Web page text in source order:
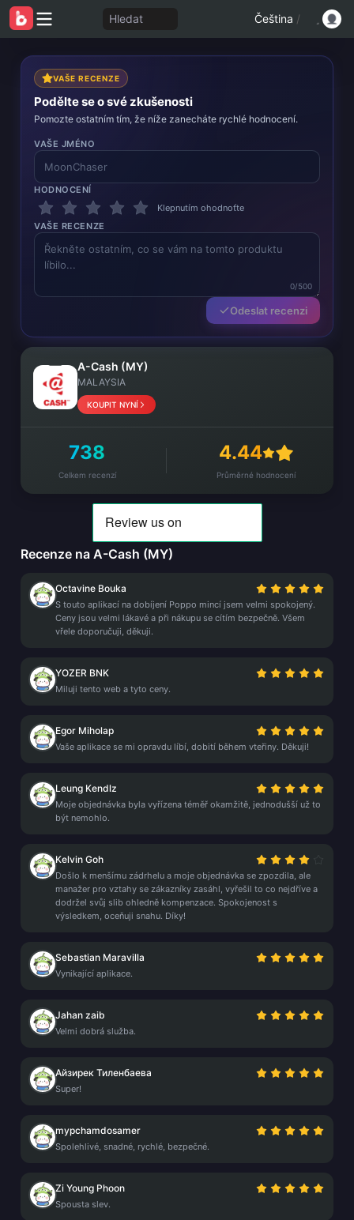
Hledat Čeština /
VAŠE RECENZE
Podělte se o své zkušenosti
Pomozte ostatním tím, že níže zanecháte rychlé hodnocení.
VAŠE JMÉNO
HODNOCENÍ
Klepnutím ohodnoťte
VAŠE RECENZE
0/500
Odeslat recenzi
A-Cash (MY)
MALAYSIA
KOUPIT NYNÍ
738
Celkem recenzí
4.44
Průměrné hodnocení
Recenze na A-Cash (MY)
Octavine Bouka
S touto aplikací na dobíjení Poppo mincí jsem velmi spokojený.
Ceny jsou velmi lákavé a při nákupu se cítím bezpečně. Všem
vřele doporučuji, děkuji.
YOZER BNK
Miluji tento web a tyto ceny.
Egor Miholap
Vaše aplikace se mi opravdu líbí, dobití během vteřiny. Děkuji!
Leung Kendlz
Moje objednávka byla vyřízena téměř okamžitě, jednodušší už to
být nemohlo.
Kelvin Goh
Došlo k menšímu zádrhelu a moje objednávka se zpozdila, ale
manažer pro vztahy se zákazníky zasáhl, vyřešil to co nejdříve a
dodržel svůj slib ohledně kompenzace. Spokojenost s
výsledkem, oceňuji snahu. Díky!
Sebastian Maravilla
Vynikající aplikace.
Jahan zaib
Velmi dobrá služba.
Айзирек Тиленбаева
Super!
mypchamdosamer
Spolehlivé, snadné, rychlé, bezpečné.
Zi Young Phoon
Spousta slev.